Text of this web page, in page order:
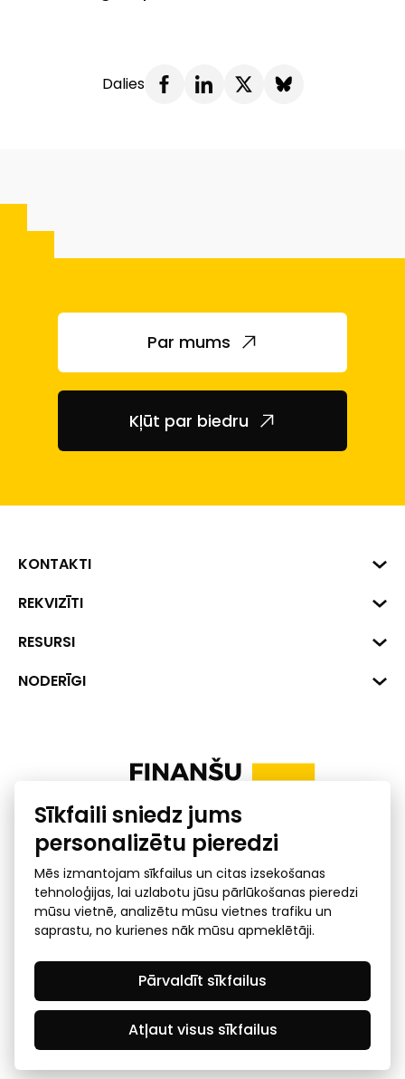
Dalies
Par mums
Kļūt par biedru
KONTAKTI
Biznesa centrs "VERDE" Roberta
1045
+371 287 18175
REKVIZĪTI
Reģ. Nr. 40008002175
Banka: SEB Banka
RESURSI
Dati
Uzņēmumu kredītspējas kalkulators
NODERĪGI
Ombuds
Privātuma politika
GDPR subjekta piekļuves
pieprasījums
© 2026 Latvijas Finanšu nozares asociācija - visas tiesības
rezervētas
Created by Mediapark
Sīkfaili sniedz jums
personalizētu pieredzi
Mēs izmantojam sīkfailus un citas izsekošanas
tehnoloģijas, lai uzlabotu jūsu pārlūkošanas pieredzi
mūsu vietnē, analizētu mūsu vietnes trafiku un
saprastu, no kurienes nāk mūsu apmeklētāji.
Atļaut visus sīkfailus
Pārvaldīt sīkfailus